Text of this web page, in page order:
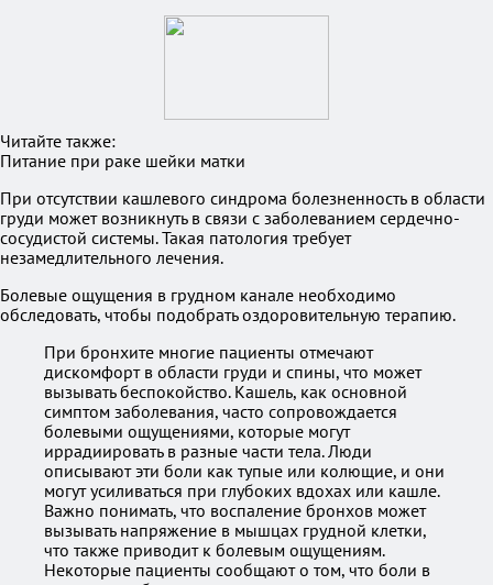
Читайте также:
Питание при раке шейки матки
При отсутствии кашлевого синдрома болезненность в области
груди может возникнуть в связи с заболеванием сердечно-
сосудистой системы. Такая патология требует
незамедлительного лечения.
Болевые ощущения в грудном канале необходимо
обследовать, чтобы подобрать оздоровительную терапию.
При бронхите многие пациенты отмечают
дискомфорт в области груди и спины, что может
вызывать беспокойство. Кашель, как основной
симптом заболевания, часто сопровождается
болевыми ощущениями, которые могут
иррадиировать в разные части тела. Люди
описывают эти боли как тупые или колющие, и они
могут усиливаться при глубоких вдохах или кашле.
Важно понимать, что воспаление бронхов может
вызывать напряжение в мышцах грудной клетки,
что также приводит к болевым ощущениям.
Некоторые пациенты сообщают о том, что боли в